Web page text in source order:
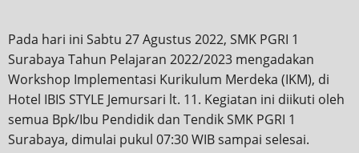
Pada hari ini Sabtu 27 Agustus 2022, SMK PGRI 1
Surabaya Tahun Pelajaran 2022/2023 mengadakan
Workshop Implementasi Kurikulum Merdeka (IKM), di
Hotel IBIS STYLE Jemursari lt. 11. Kegiatan ini diikuti oleh
semua Bpk/Ibu Pendidik dan Tendik SMK PGRI 1
Surabaya, dimulai pukul 07:30 WIB sampai selesai.